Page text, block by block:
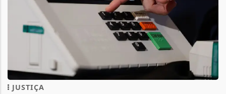
JUSTIÇA